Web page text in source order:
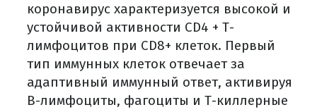
коронавирус характеризуется высокой и
устойчивой активности CD4 + Т-
лимфоцитов при CD8+ клеток. Первый
тип иммунных клеток отвечает за
адаптивный иммунный ответ, активируя
B-лимфоциты, фагоциты и Т-киллерные